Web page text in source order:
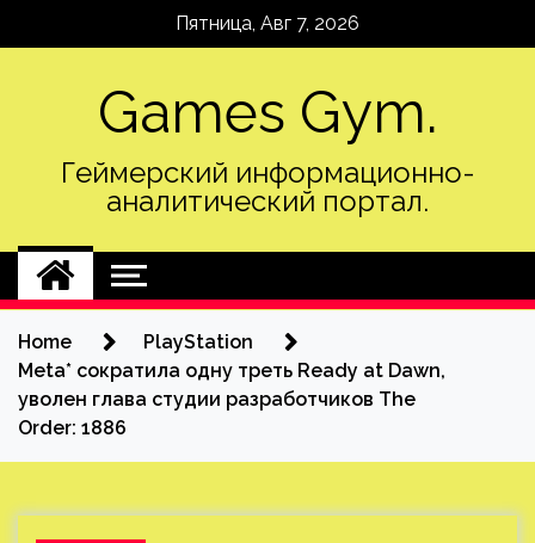
Пятница, Авг 7, 2026
Games Gym.
Геймерский информационно-
аналитический портал.
Home
PlayStation
Meta* сократила одну треть Ready at Dawn,
уволен глава студии разработчиков The
Order: 1886